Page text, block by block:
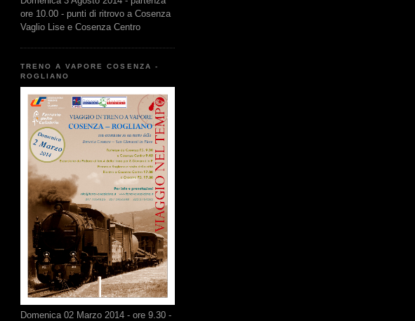
ore 10.00 - punti di ritrovo a Cosenza
Vaglio Lise e Cosenza Centro
TRENO A VAPORE COSENZA -
ROGLIANO
Domenica 02 Marzo 2014 - ore 9.30 -